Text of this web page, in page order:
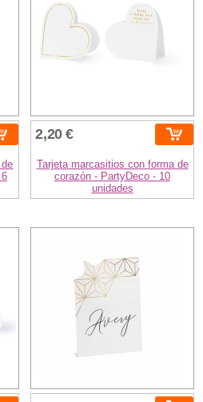
2,20 €
Tarjeta marcasitios con forma de
corazón - PartyDeco - 10
unidades